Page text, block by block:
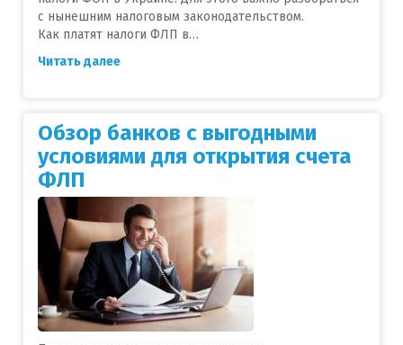
с нынешним налоговым законодательством.
Как платят налоги ФЛП в…
Читать далее
Обзор банков с выгодными
условиями для открытия счета
ФЛП